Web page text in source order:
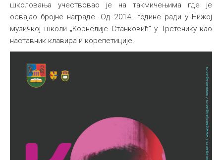
школовања учествовао је на такмичењима где је
освајао бројне награде. Од 2014. године ради у Нижој
музичкој школи „Корнелије Станковић“ у Трстенику као
наставник клавира и корепетиције.